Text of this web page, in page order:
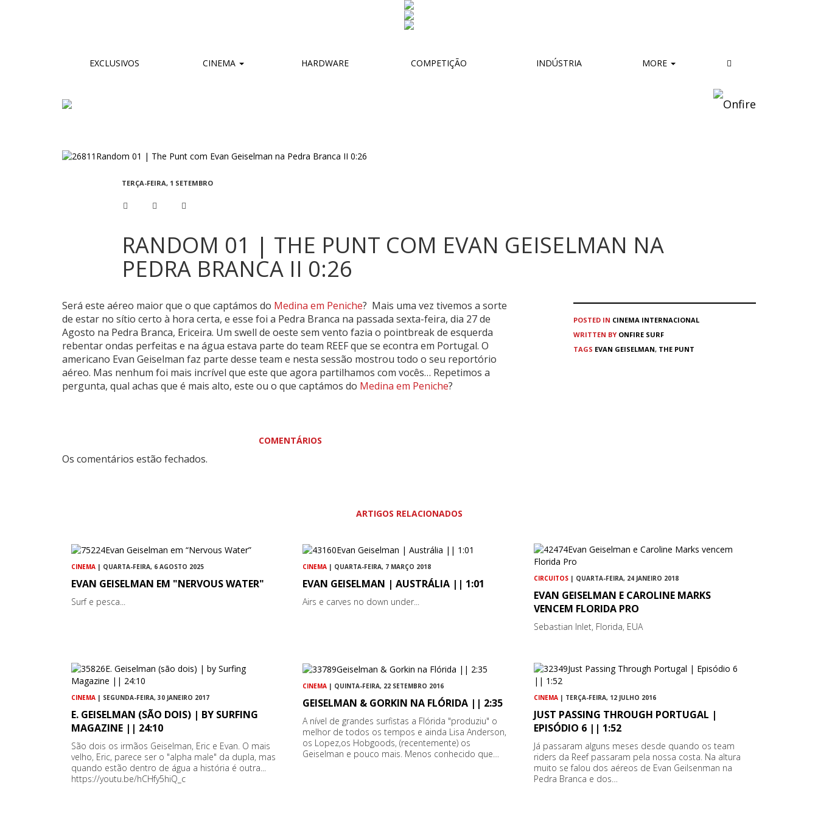
EXCLUSIVOS CINEMA HARDWARE COMPETIÇÃO INDÚSTRIA MORE
TERÇA-FEIRA, 1 SETEMBRO
RANDOM 01 | THE PUNT COM EVAN GEISELMAN NA
PEDRA BRANCA II 0:26
Será este aéreo maior que o que captámos do Medina em Peniche? Mais uma vez tivemos a sorte
de estar no sítio certo à hora certa, e esse foi a Pedra Branca na passada sexta-feira, dia 27 de
Agosto na Pedra Branca, Ericeira. Um swell de oeste sem vento fazia o pointbreak de esquerda
rebentar ondas perfeitas e na água estava parte do team REEF que se econtra em Portugal. O
americano Evan Geiselman faz parte desse team e nesta sessão mostrou todo o seu reportório
aéreo. Mas nenhum foi mais incrível que este que agora partilhamos com vocês… Repetimos a
pergunta, qual achas que é mais alto, este ou o que captámos do Medina em Peniche?
COMENTÁRIOS
Os comentários estão fechados.
POSTED IN CINEMA INTERNACIONAL
WRITTEN BY ONFIRE SURF
TAGS EVAN GEISELMAN, THE PUNT
ARTIGOS RELACIONADOS
CINEMA | QUARTA-FEIRA, 6 AGOSTO 2025
EVAN GEISELMAN EM "NERVOUS WATER"
Surf e pesca...
CINEMA | QUARTA-FEIRA, 7 MARÇO 2018
EVAN GEISELMAN | AUSTRÁLIA || 1:01
Airs e carves no down under...
CIRCUITOS | QUARTA-FEIRA, 24 JANEIRO 2018
EVAN GEISELMAN E CAROLINE MARKS
VENCEM FLORIDA PRO
Sebastian Inlet, Florida, EUA
CINEMA | SEGUNDA-FEIRA, 30 JANEIRO 2017
E. GEISELMAN (SÃO DOIS) | BY SURFING
MAGAZINE || 24:10
São dois os irmãos Geiselman, Eric e Evan. O mais
velho, Eric, parece ser o "alpha male" da dupla, mas
quando estão dentro de água a história é outra...
https://youtu.be/hCHfy5hiQ_c
CINEMA | QUINTA-FEIRA, 22 SETEMBRO 2016
GEISELMAN & GORKIN NA FLÓRIDA || 2:35
A nível de grandes surfistas a Flórida "produziu" o
melhor de todos os tempos e ainda Lisa Anderson,
os Lopez,os Hobgoods, (recentemente) os
Geiselman e pouco mais. Menos conhecido que…
CINEMA | TERÇA-FEIRA, 12 JULHO 2016
JUST PASSING THROUGH PORTUGAL |
EPISÓDIO 6 || 1:52
Já passaram alguns meses desde quando os team
riders da Reef passaram pela nossa costa. Na altura
muito se falou dos aéreos de Evan Geilsenman na
Pedra Branca e dos…